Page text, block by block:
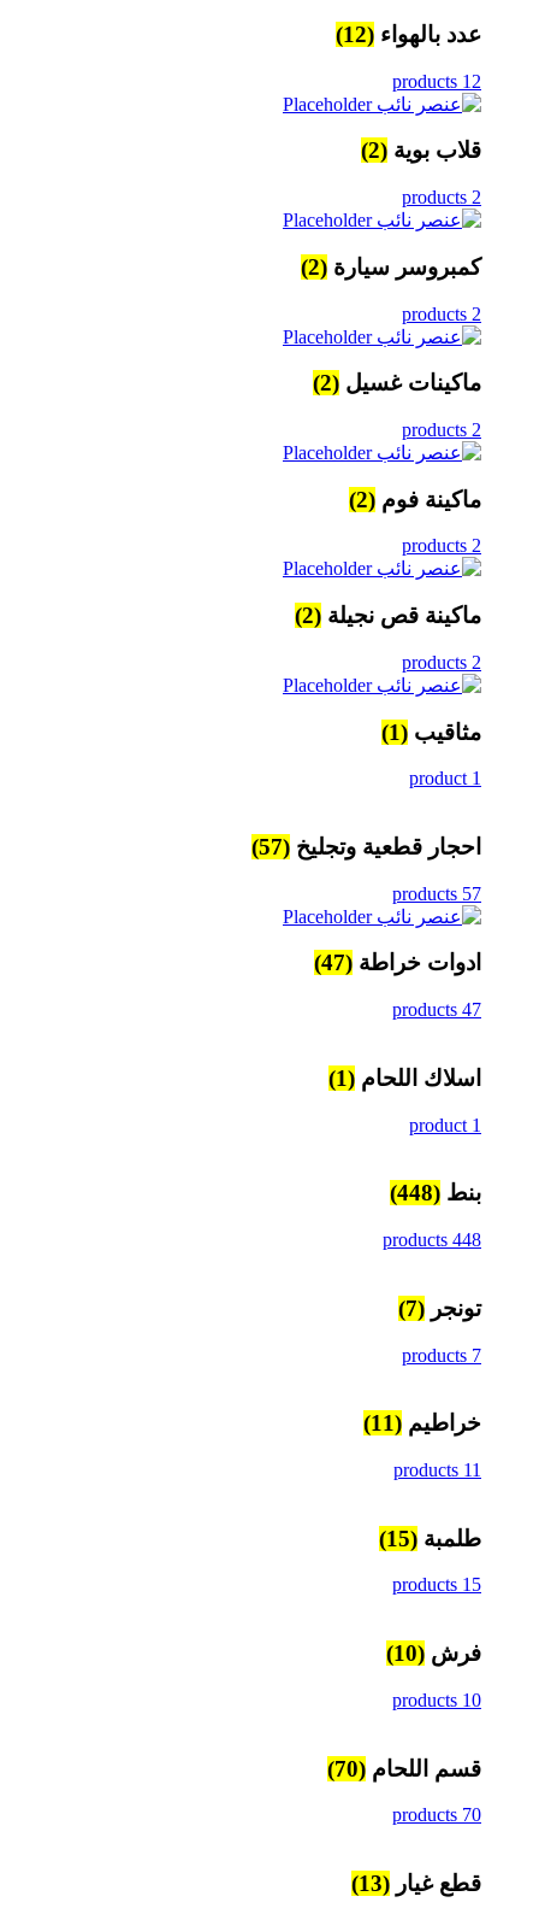
عدد بالهواء (12)
12 products
قلاب بوية (2)
2 products
كمبروسر سيارة (2)
2 products
ماكينات غسيل (2)
2 products
ماكينة فوم (2)
2 products
ماكينة قص نجيلة (2)
2 products
مثاقيب (1)
1 product
احجار قطعية وتجليخ (57)
57 products
ادوات خراطة (47)
47 products
اسلاك اللحام (1)
1 product
بنط (448)
448 products
تونجر (7)
7 products
خراطيم (11)
11 products
طلمبة (15)
15 products
فرش (10)
10 products
قسم اللحام (70)
70 products
قطع غيار (13)